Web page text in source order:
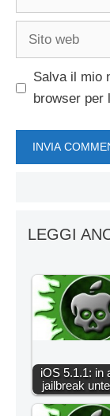
Sito
Salva il mio
browser per
LEGGI
iOS 5.1.1: in
jailbreak